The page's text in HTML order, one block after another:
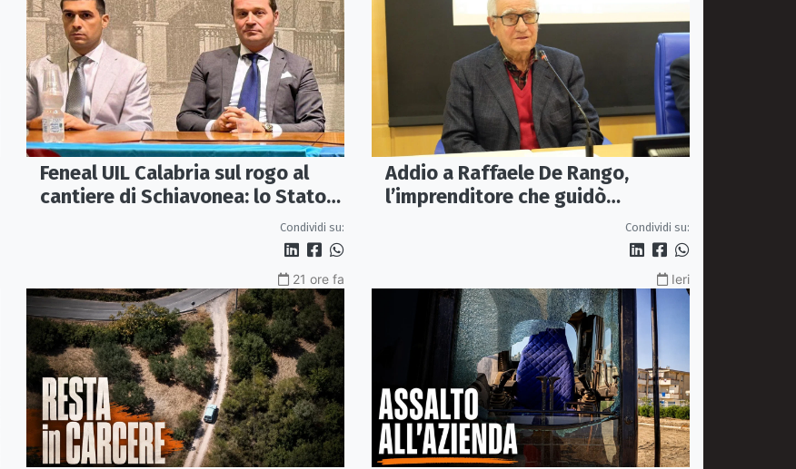
Feneal UIL Calabria sul rogo al
cantiere di Schiavonea: lo Stato
rafforzi i presìdi di legalitàCondividi su:
Addio a Raffaele De Rango,
l’imprenditore che guidò
Condividi su:
21 ore fa Ieri